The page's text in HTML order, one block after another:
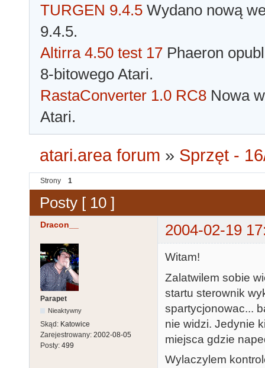
TURGEN 9.4.5 Wydano nową
9.4.5.
Altirra 4.50 test 17 Phaeron
8-bitowego Atari.
RastaConverter 1.0 RC8 Nowa
Atari.
atari.area forum » Sprzęt -
Strony 1
Posty [ 10 ]
Dracon__ 2004-02-19
Parapet
Nieaktywny
Skąd: Katowice
Zarejestrowany: 2002-08-05
Posty: 499
Witam!
Zalatwilem sobie
startu sterownik
spartycjonowac...
nie widzi. Jedynie
miejsca gdzie
Wylaczylem